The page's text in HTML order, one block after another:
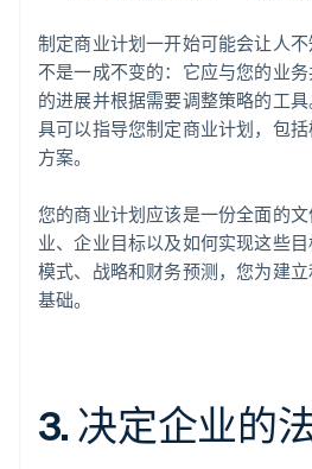
制定商业计划一开始可能会让人
不是一成不变的：它应与您的业
的进展并根据需要调整策略的工
具可以指导您制定商业计划，包
方案。
您的商业计划应该是一份全面的
业、企业目标以及如何实现这些
模式、战略和财务预测，您为建
基础。
3. 决定企业的